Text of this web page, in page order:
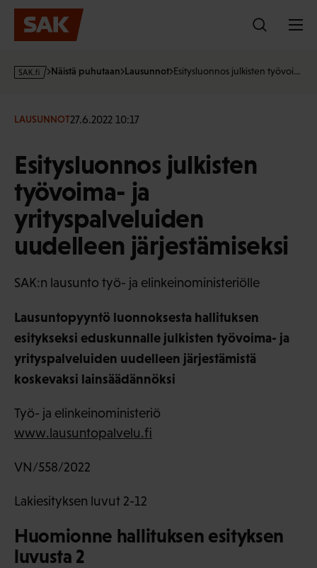
Hyppää
sisältöön
s
·
Näistä puhutaan Lausunnot Esitysluonnos julkisten työvoi…
LAUSUNNOT27.6.2022 10:17
Esitysluonnos julkisten
työvoima- ja
yrityspalveluiden
uudelleen järjestämiseksi
SAK:n lausunto työ- ja elinkeinoministeriölle
Lausuntopyyntö luonnoksesta hallituksen
esitykseksi eduskunnalle julkisten työvoima- ja
yrityspalveluiden uudelleen järjestämistä
koskevaksi lainsäädännöksi
Työ- ja elinkeinoministeriö
www.lausuntopalvelu.fi
VN/558/2022
Lakiesityksen luvut 2-12
Huomionne hallituksen esityksen
luvusta 2